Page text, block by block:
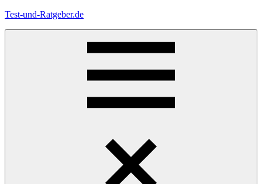
Zum
Test-und-Ratgeber.de